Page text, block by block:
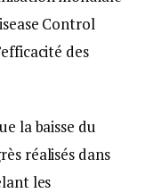
Control
des
la baisse du
réalisés dans
les